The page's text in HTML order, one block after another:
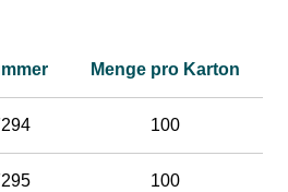
Menge pro Karton
100
100